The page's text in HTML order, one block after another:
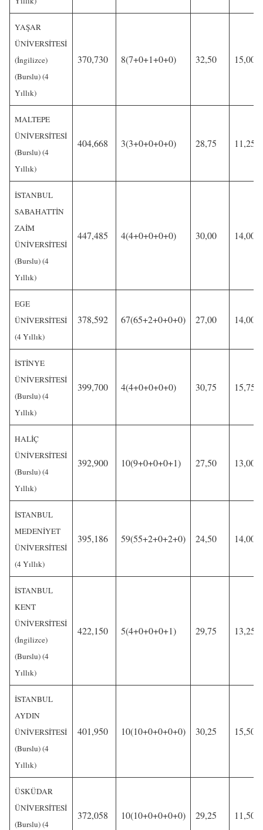
YAŞAR
ÜNİVERSİTESİ
(İngilizce)
(Burslu) (4
Yıllık)
370,730 8(7+0+1+0+0) 32,50 15,00
MALTEPE
ÜNİVERSİTESİ
(Burslu) (4
Yıllık)
404,668 3(3+0+0+0+0) 28,75 11,25
İSTANBUL
SABAHATTİN
ZAİM
ÜNİVERSİTESİ
(Burslu) (4
Yıllık)
447,485 4(4+0+0+0+0) 30,00 14,00
EGE
ÜNİVERSİTESİ
(4 Yıllık)
378,592 67(65+2+0+0+0) 27,00 14,00
İSTİNYE
ÜNİVERSİTESİ
(Burslu) (4
Yıllık)
399,700 4(4+0+0+0+0) 30,75 15,75
HALİÇ
ÜNİVERSİTESİ
(Burslu) (4
Yıllık)
392,900 10(9+0+0+0+1) 27,50 13,00
İSTANBUL
MEDENİYET
ÜNİVERSİTESİ
(4 Yıllık)
395,186 59(55+2+0+2+0) 24,50 14,00
İSTANBUL
KENT
ÜNİVERSİTESİ
(İngilizce)
(Burslu) (4
Yıllık)
422,150 5(4+0+0+0+1) 29,75 13,25
İSTANBUL
AYDIN
ÜNİVERSİTESİ
(Burslu) (4
Yıllık)
401,950 10(10+0+0+0+0) 30,25 15,50
ÜSKÜDAR
ÜNİVERSİTESİ
(Burslu) (4
372,058 10(10+0+0+0+0) 29,25 11,50